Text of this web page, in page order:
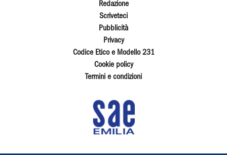
Redazione
Scriveteci
Pubblicità
Privacy
Codice Etico e Modello 231
Cookie policy
Termini e condizioni